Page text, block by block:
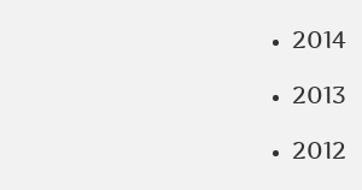
2014
2013
2012